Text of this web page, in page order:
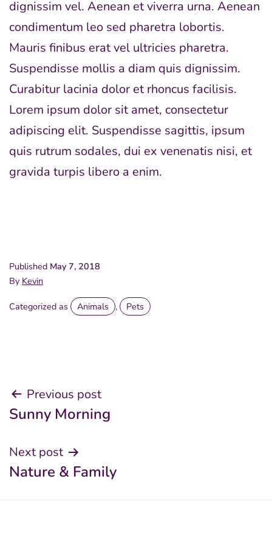
dignissim vel. Aenean et viverra urna. Aenean
condimentum leo sed pharetra lobortis.
Mauris finibus erat vel ultricies pharetra.
Suspendisse mollis a diam quis dignissim.
Curabitur lacinia dolor et rhoncus facilisis.
Lorem ipsum dolor sit amet, consectetur
adipiscing elit. Suspendisse sagittis, ipsum
quis rutrum sodales, dui ex venenatis nisi, et
gravida turpis libero a enim.
Published May 7, 2018
By Kevin
Categorized as Animals , Pets
Post
navigation
Previous post
Sunny Morning
Next post
Nature & Family